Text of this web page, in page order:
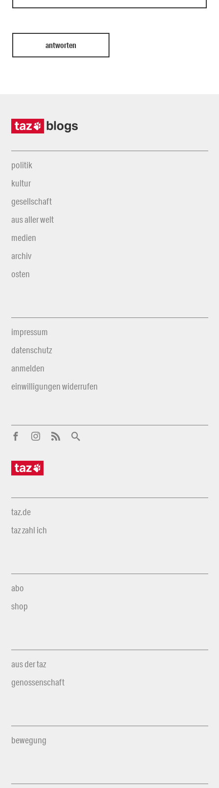
politik
kultur
gesellschaft
aus aller welt
medien
archiv
osten
impressum
datenschutz
anmelden
einwilligungen widerrufen
taz.de
taz zahl ich
abo
shop
aus der taz
genossenschaft
bewegung